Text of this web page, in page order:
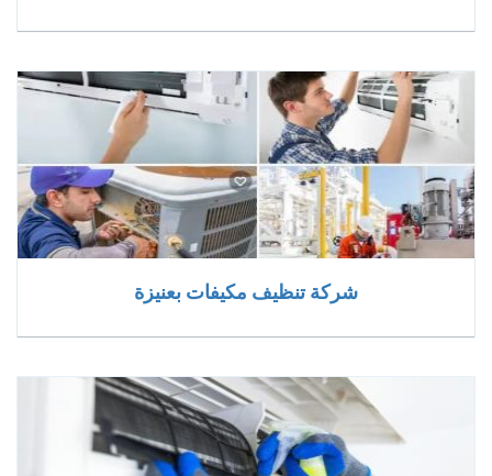
شركة تنظيف مكيفات بعنيزة